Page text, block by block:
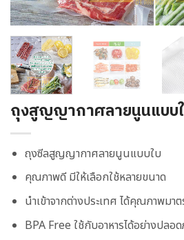
ถุงสูญญากาศลายนูนแบบ
ถุงซีลสูญญากาศลายนูนแบบใบ
คุณภาพดี มีให้เลือกใช้หลายขนาด
นำเข้าจากต่างประเทศ ได้คุณภาพมา
BPA Free ใช้กับอาหารได้อย่างปลอ